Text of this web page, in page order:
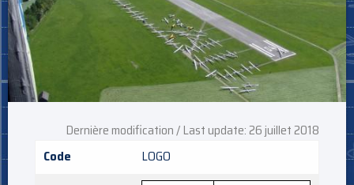
Dernière modification / Last update: 26 juillet 2018
Code
LOGO